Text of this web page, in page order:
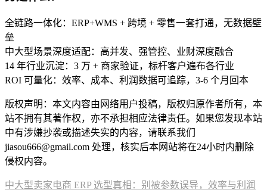
全链路一体化：ERP+WMS + 跨境 + 零售一套打通，无数据壁
垒
中大型场景深度适配：高并发、强管控、业财深度融合
14 年行业沉淀：3 万 + 商家验证，标杆客户遍布各行业
ROI 可量化：效率、成本、利润数据可追踪，3-6 个月回本
版权声明：本文内容由网络用户投稿，版权归原作者所有，本
站不拥有其著作权，亦不承担相应法律责任。如果您发现本站
中有涉嫌抄袭或描述失实的内容，请联系我们
jiasou666@gmail.com 处理，核实后本网站将在24小时内删除
侵权内容。
中大型卖家电商 ERP 选型真相：别被参数误导，效率与利润